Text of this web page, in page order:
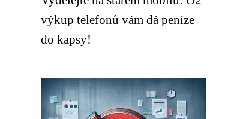
výkup telefonů vám dá peníze
do kapsy!